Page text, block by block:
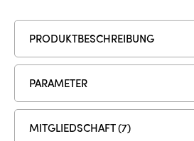
PRODUKTBESCHREIBUNG
PARAMETER
MITGLIEDSCHAFT (7)